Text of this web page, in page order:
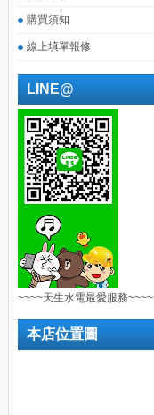
購買須知
線上填單報修
LINE@
~~~~天生水電最愛服務~~~~
本店位置圖